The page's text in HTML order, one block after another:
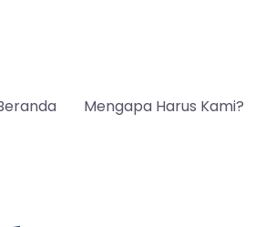
Mengapa Harus Kami?